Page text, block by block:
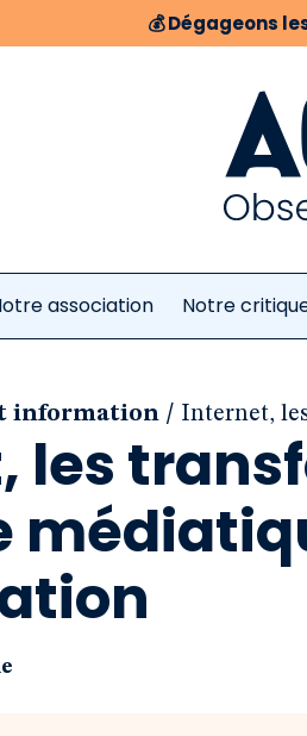
💰Dégageons
association Notre
information / Internet,
les